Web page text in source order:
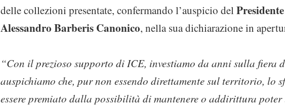
delle collezioni presentate, confermando l’auspicio del
Alessandro Barberis Canonico, nella sua dichiarazione in
“Con il prezioso supporto di ICE, investiamo da anni sulla fiera
auspichiamo che, pur non essendo direttamente sul territorio, lo
essere premiato dalla possibilità di mantenere o addirittura poter